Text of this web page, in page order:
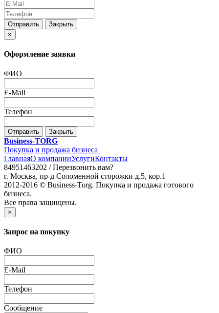
Отправить
Закрыть
×
Оформление заявки
ФИО
E-Mail
Телефон
Отправить Закрыть
Business-TORG
Покупка и продажа бизнеса
ГлавнаяО компанииУслугиКонтакты
84951463202 /Перезвонить вам?
г. Москва, пр-д Соломенной сторожки д.5, кор.1
2012-2016 © Business-Torg. Покупка и продажа готового
бизнеса.
Все права защищены.
×
Запрос на покупку
ФИО
E-Mail
Телефон
Сообщение